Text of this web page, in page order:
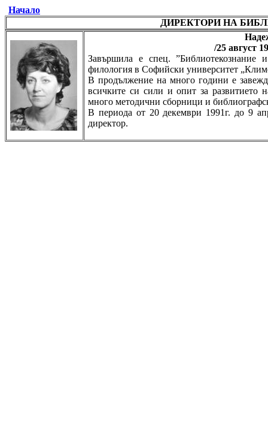
Начало
ДИРЕКТОРИ НА
/25 август
Завършила е спец.
филология в Софийски университет
В продължение на много години е
всичките си сили и опит за развитието
много методични сборници и
В периода от 20 декември 1991г. до 9
директор.